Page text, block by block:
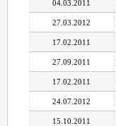
04.03.2011
27.03.2012
17.02.2011
27.09.2011
17.02.2011
24.07.2012
15.10.2011